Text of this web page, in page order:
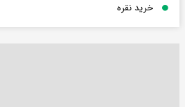
خرید نقره